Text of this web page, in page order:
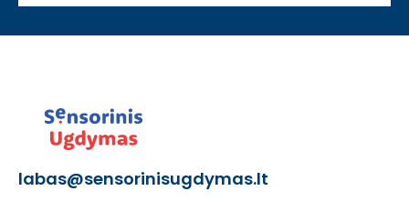
labas@sensorinisugdymas.lt